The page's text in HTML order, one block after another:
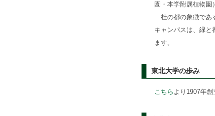
園・本学附属植物園
杜の都の象徴であ
キャンパスは、緑と
ます。
東北大学の歩み
こちら より1907年創